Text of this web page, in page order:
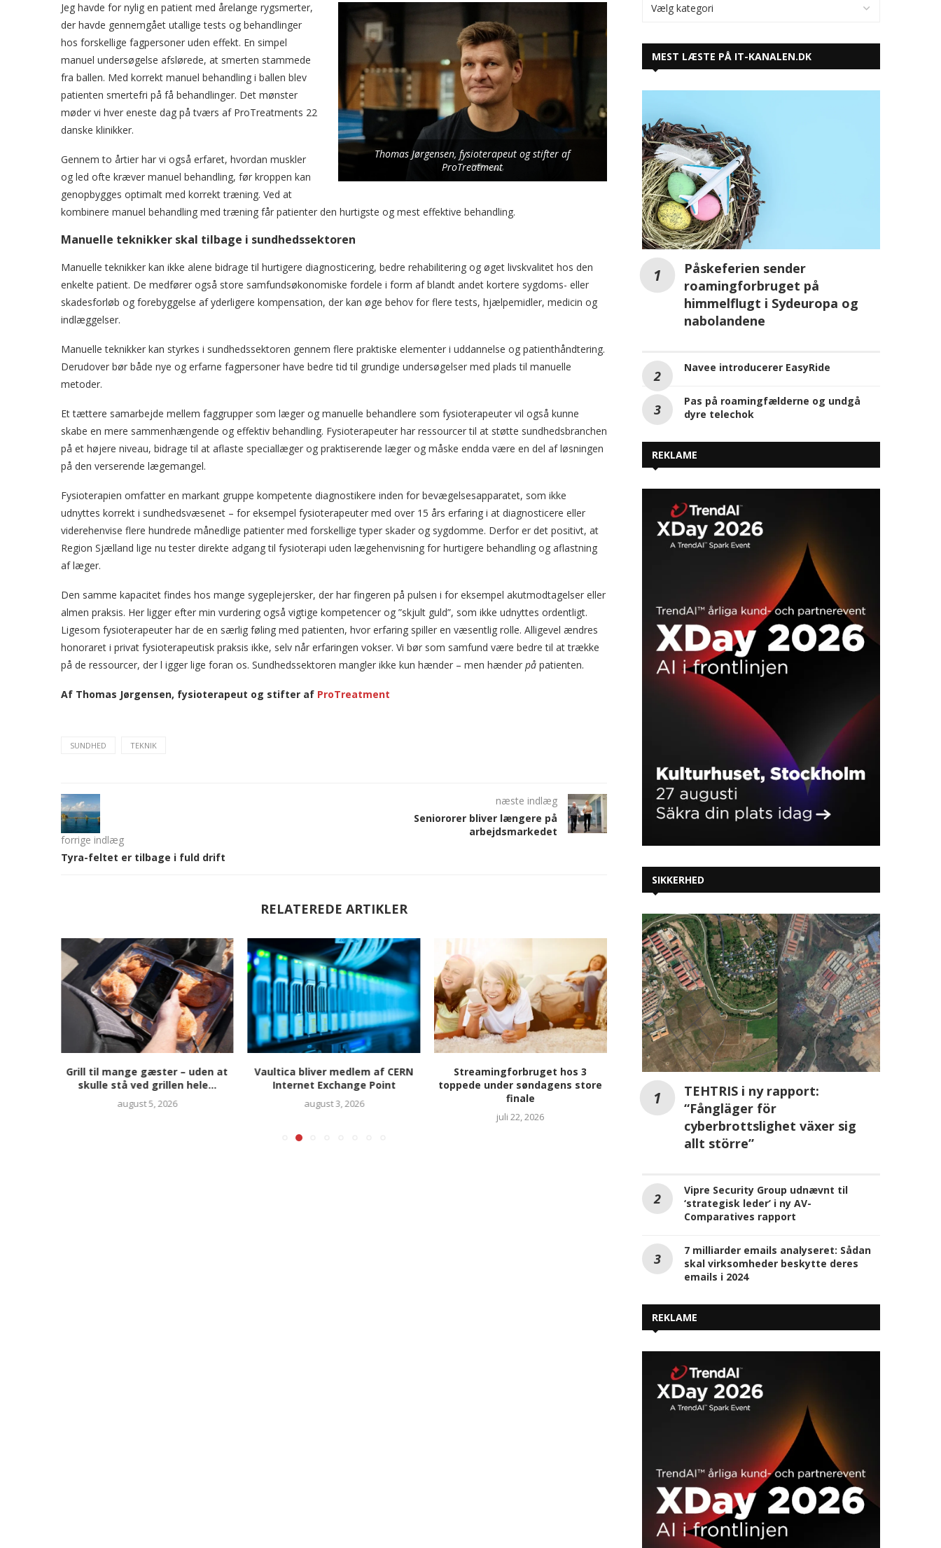
Thomas Jørgensen, fysioterapeut og stifter af
ProTreatment
Jeg havde for nylig en patient med årelange rygsmerter,
der havde gennemgået utallige tests og behandlinger
hos forskellige fagpersoner uden effekt. En simpel
manuel undersøgelse afslørede, at smerten stammede
fra ballen. Med korrekt manuel behandling i ballen blev
patienten smertefri på få behandlinger. Det mønster
møder vi hver eneste dag på tværs af ProTreatments 22
danske klinikker.
Gennem to årtier har vi også erfaret, hvordan muskler
og led ofte kræver manuel behandling, før kroppen kan
genopbygges optimalt med korrekt træning. Ved at
kombinere manuel behandling med træning får patienter den hurtigste og mest effektive behandling.
Manuelle teknikker skal tilbage i sundhedssektoren
Manuelle teknikker kan ikke alene bidrage til hurtigere diagnosticering, bedre rehabilitering og øget livskvalitet hos den
enkelte patient. De medfører også store samfundsøkonomiske fordele i form af blandt andet kortere sygdoms- eller
skadesforløb og forebyggelse af yderligere kompensation, der kan øge behov for flere tests, hjælpemidler, medicin og
indlæggelser.
Manuelle teknikker kan styrkes i sundhedssektoren gennem flere praktiske elementer i uddannelse og patienthåndtering.
Derudover bør både nye og erfarne fagpersoner have bedre tid til grundige undersøgelser med plads til manuelle
metoder.
Et tættere samarbejde mellem faggrupper som læger og manuelle behandlere som fysioterapeuter vil også kunne
skabe en mere sammenhængende og effektiv behandling. Fysioterapeuter har ressourcer til at støtte sundhedsbranchen
på et højere niveau, bidrage til at aflaste speciallæger og praktiserende læger og måske endda være en del af løsningen
på den verserende lægemangel.
Fysioterapien omfatter en markant gruppe kompetente diagnostikere inden for bevægelsesapparatet, som ikke
udnyttes korrekt i sundhedsvæsenet – for eksempel fysioterapeuter med over 15 års erfaring i at diagnosticere eller
viderehenvise flere hundrede månedlige patienter med forskellige typer skader og sygdomme. Derfor er det positivt, at
Region Sjælland lige nu tester direkte adgang til fysioterapi uden lægehenvisning for hurtigere behandling og aflastning
af læger.
Den samme kapacitet findes hos mange sygeplejersker, der har fingeren på pulsen i for eksempel akutmodtagelser eller
almen praksis. Her ligger efter min vurdering også vigtige kompetencer og ”skjult guld”, som ikke udnyttes ordentligt.
Ligesom fysioterapeuter har de en særlig føling med patienten, hvor erfaring spiller en væsentlig rolle. Alligevel ændres
honoraret i privat fysioterapeutisk praksis ikke, selv når erfaringen vokser. Vi bør som samfund være bedre til at trække
på de ressourcer, der l igger lige foran os. Sundhedssektoren mangler ikke kun hænder – men hænder på patienten.
Af Thomas Jørgensen, fysioterapeut og stifter af ProTreatment
SUNDHED TEKNIK
forrige indlæg
Tyra-feltet er tilbage i fuld drift
næste indlæg
Seniororer bliver længere på
arbejdsmarkedet
RELATEREDE ARTIKLER
Grill til mange gæster – uden at
skulle stå ved grillen hele...
august 5, 2026
Vaultica bliver medlem af CERN
Internet Exchange Point
august 3, 2026
Streamingforbruget hos 3
toppede under søndagens store
finale
juli 22, 2026
OPPO fører OnePlus-oplevelsen
videre i Danmark
juli 20, 2026
Store kommunale
danskerne flest
Påskeferien sender
roamingforbruget på
himmelflugt i Sydeuropa og
nabolandene
Navee introducerer EasyRide
Pas på roamingfælderne og undgå
dyre telechok
REKLAME
SIKKERHED
TEHTRIS i ny rapport:
“Fångläger för
cyberbrottslighet växer sig
allt större”
Vipre Security Group udnævnt til
‘strategisk leder’ i ny AV-
Comparatives rapport
REKLAME